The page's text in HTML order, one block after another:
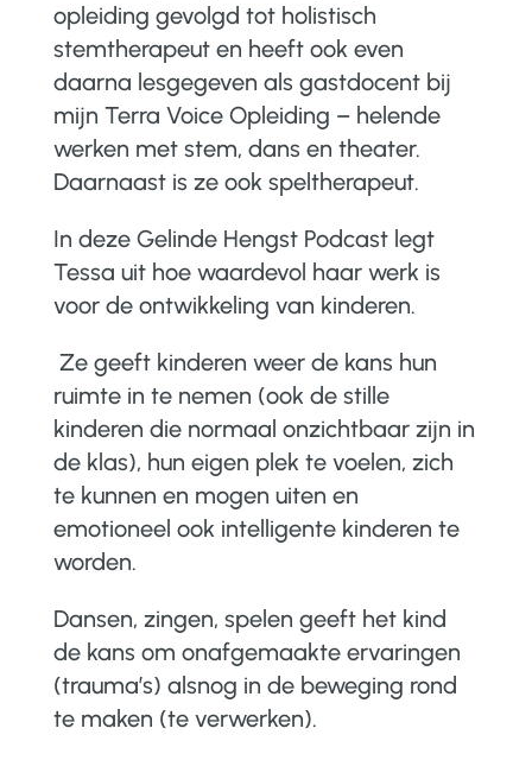
opleiding gevolgd tot holistisch
stemtherapeut en heeft ook even
daarna lesgegeven als gastdocent bij
mijn Terra Voice Opleiding – helende
werken met stem, dans en theater.
Daarnaast is ze ook speltherapeut.
In deze Gelinde Hengst Podcast legt
Tessa uit hoe waardevol haar werk is
voor de ontwikkeling van kinderen.
Ze geeft kinderen weer de kans hun
ruimte in te nemen (ook de stille
kinderen die normaal onzichtbaar zijn in
de klas), hun eigen plek te voelen, zich
te kunnen en mogen uiten en
emotioneel ook intelligente kinderen te
worden.
Dansen, zingen, spelen geeft het kind
de kans om onafgemaakte ervaringen
(trauma’s) alsnog in de beweging rond
te maken (te verwerken).